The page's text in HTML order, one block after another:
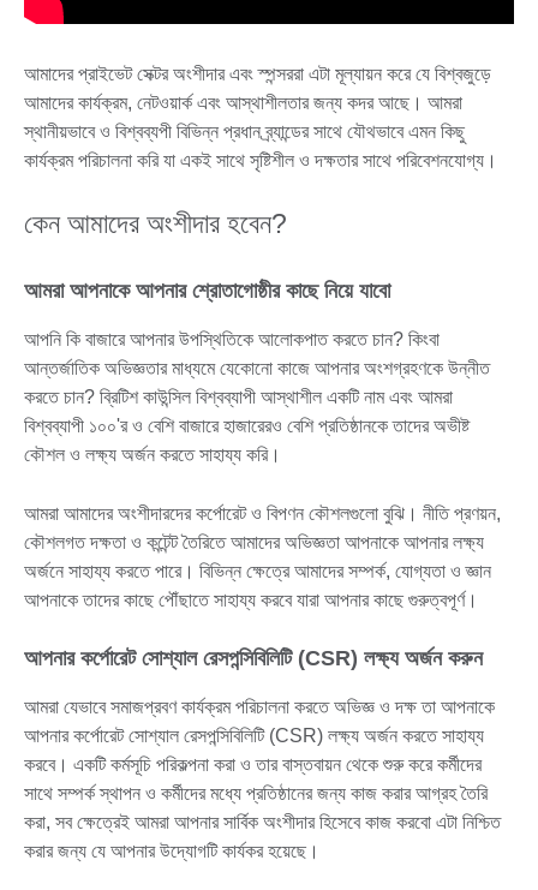
আমাদের প্রাইভেট সেক্টর অংশীদার এবং স্পন্সররা এটা মূল্যায়ন করে যে বিশ্বজুড়ে
আমাদের কার্যক্রম, নেটওয়ার্ক এবং আস্থাশীলতার জন্য কদর আছে। আমরা
স্থানীয়ভাবে ও বিশ্বব্যপী বিভিন্ন প্রধান ব্র্যান্ডের সাথে যৌথভাবে এমন কিছু
কার্যক্রম পরিচালনা করি যা একই সাথে সৃষ্টিশীল ও দক্ষতার সাথে পরিবেশনযোগ্য।
কেন আমাদের অংশীদার হবেন?
আমরা আপনাকে আপনার শ্রোতাগোষ্ঠীর কাছে নিয়ে যাবো
আপনি কি বাজারে আপনার উপস্থিতিকে আলোকপাত করতে চান? কিংবা
আন্তর্জাতিক অভিজ্ঞতার মাধ্যমে যেকোনো কাজে আপনার অংশগ্রহণকে উন্নীত
করতে চান? ব্রিটিশ কাউন্সিল বিশ্বব্যাপী আস্থাশীল একটি নাম এবং আমরা
বিশ্বব্যাপী ১০০'র ও বেশি বাজারে হাজারেরও বেশি প্রতিষ্ঠানকে তাদের অভীষ্ট
কৌশল ও লক্ষ্য অর্জন করতে সাহায্য করি।
আমরা আমাদের অংশীদারদের কর্পোরেট ও বিপণন কৌশলগুলো বুঝি। নীতি প্রণয়ন,
কৌশলগত দক্ষতা ও কন্টেন্ট তৈরিতে আমাদের অভিজ্ঞতা আপনাকে আপনার লক্ষ্য
অর্জনে সাহায্য করতে পারে। বিভিন্ন ক্ষেত্রে আমাদের সম্পর্ক, যোগ্যতা ও জ্ঞান
আপনাকে তাদের কাছে পৌঁছাতে সাহায্য করবে যারা আপনার কাছে গুরুত্বপূর্ণ।
আপনার কর্পোরেট সোশ্যাল রেসপন্সিবিলিটি (CSR) লক্ষ্য অর্জন করুন
আমরা যেভাবে সমাজপ্রবণ কার্যক্রম পরিচালনা করতে অভিজ্ঞ ও দক্ষ তা আপনাকে
আপনার কর্পোরেট সোশ্যাল রেসপন্সিবিলিটি (CSR) লক্ষ্য অর্জন করতে সাহায্য
করবে। একটি কর্মসূচি পরিকল্পনা করা ও তার বাস্তবায়ন থেকে শুরু করে কর্মীদের
সাথে সম্পর্ক স্থাপন ও কর্মীদের মধ্যে প্রতিষ্ঠানের জন্য কাজ করার আগ্রহ তৈরি
করা, সব ক্ষেত্রেই আমরা আপনার সার্বিক অংশীদার হিসেবে কাজ করবো এটা নিশ্চিত
করার জন্য যে আপনার উদ্যোগটি কার্যকর হয়েছে।